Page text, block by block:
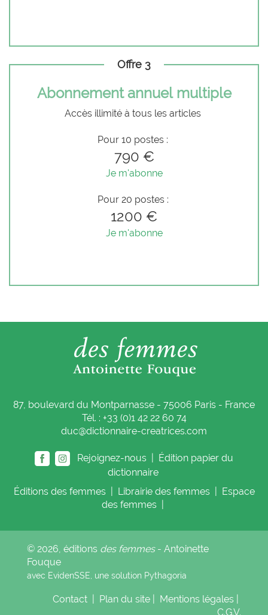
Offre 3
Abonnement annuel multiple
Accès illimité à tous les articles
Pour 10 postes :
790 €
Je m'abonne
Pour 20 postes :
1200 €
Je m'abonne
87, boulevard du Montparnasse - 75006 Paris - France
Tél. : +33 (0)1 42 22 60 74
duc@dictionnaire-creatrices.com
Rejoignez-nous |
Édition papier du
dictionnaire
Éditions des femmes Librairie des femmes
Espace
des femmes
© 2026, éditions des femmes- Antoinette
Fouque
avec EvidenSSE, une solution Pythagoria
Contact Plan du site Mentions légales
C.G.V.